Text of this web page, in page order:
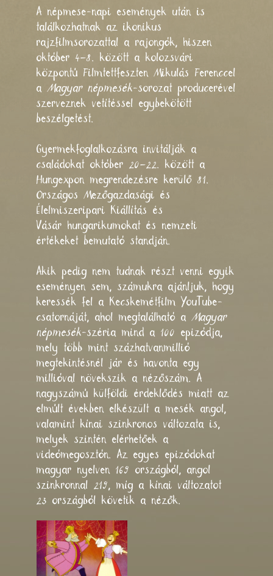
A népmese-napi események után is
találkozhatnak az ikonikus
rajzfilmsorozattal a rajongók, hiszen
október 4–8. között a kolozsvári
központú Filmtettfeszten Mikulás Ferenccel
a Magyar népmesék-sorozat producerével
szerveznek vetítéssel egybekötött
beszélgetést.
Gyermekfoglalkozásra invitálják a
családokat október 20–22. között a
Hungexpon megrendezésre kerülő 81.
Országos Mezőgazdasági és
Élelmiszeripari Kiállítás és
Vásár hungarikumokat és nemzeti
értékeket bemutató standján.
Akik pedig nem tudnak részt venni egyik
eseményen sem, számukra ajánljuk, hogy
keressék fel a Kecskemétfilm YouTube-
csatornáját, ahol megtalálható a Magyar
népmesék-széria mind a 100 epizódja,
mely több mint százhatvanmillió
megtekintésnél jár és havonta egy
millióval növekszik a nézőszám. A
nagyszámú külföldi érdeklődés miatt az
elmúlt években elkészült a mesék angol,
valamint kínai szinkronos változata is,
melyek szintén elérhetőek a
videómegosztón. Az egyes epizódokat
magyar nyelven 169 országból, angol
szinkronnal 219, míg a kínai változatot
23 országból követik a nézők.